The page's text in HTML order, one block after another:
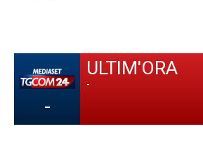
-
ULTIM'ORA
-